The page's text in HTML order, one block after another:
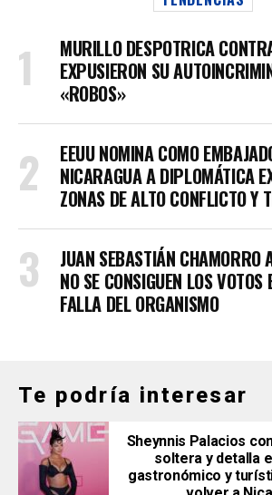
MURILLO DESPOTRICA
EXPUSIERON SU
«ROBOS»
EEUU NOMINA COMO
NICARAGUA A DIPLOMÁTICA
ZONAS DE ALTO CONFLICTO Y
JUAN SEBASTIÁN CHAMORRO
NO SE CONSIGUEN LOS
FALLA DEL ORGANISMO
Te podría interesar
Sheynnis Palacios
soltera y detalla
gastronómico y